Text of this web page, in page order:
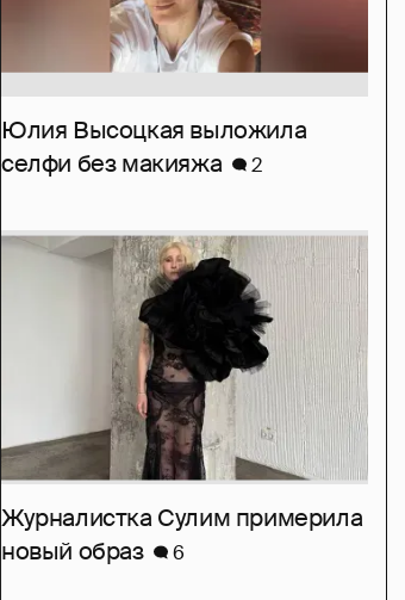
Юлия Высоцкая выложила
селфи без макияжа
2
Журналистка Сулим примерила
новый образ
6